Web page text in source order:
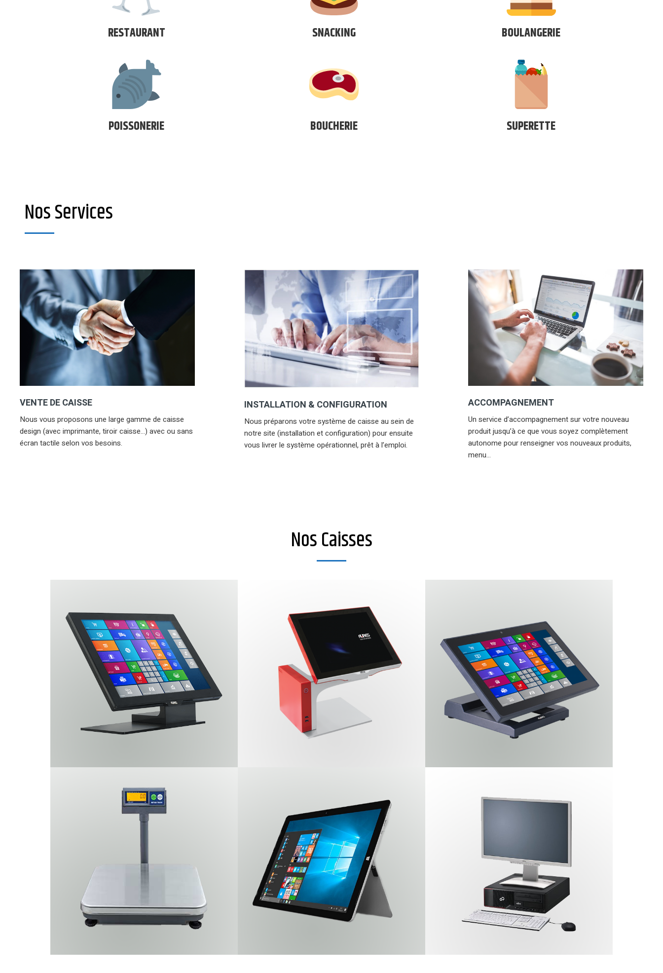
RESTAURANT SNACKING BOULANGERIE
POISSONERIE BOUCHERIE SUPERETTE
Nos Services
VENTE DE CAISSE
Nous vous proposons une large gamme de caisse
design (avec imprimante, tiroir caisse…) avec ou sans
écran tactile selon vos besoins.
INSTALLATION & CONFIGURATION
Nous préparons votre système de caisse au sein de
notre site (installation et configuration) pour ensuite
vous livrer le système opérationnel, prêt à l’emploi.
ACCOMPAGNEMENT
Un service d’accompagnement sur votre nouveau
produit jusqu’à ce que vous soyez complètement
autonome pour renseigner vos nouveaux produits,
menu…
Nos Caisses